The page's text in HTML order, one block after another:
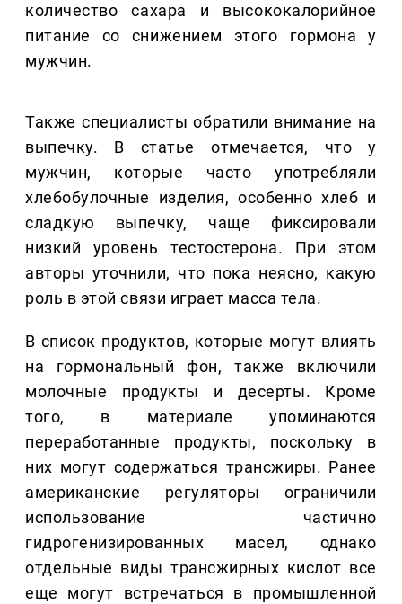
количество сахара и высококалорийное
питание со снижением этого гормона у
мужчин.
Также специалисты обратили внимание на
выпечку. В статье отмечается, что у
мужчин, которые часто употребляли
хлебобулочные изделия, особенно хлеб и
сладкую выпечку, чаще фиксировали
низкий уровень тестостерона. При этом
авторы уточнили, что пока неясно, какую
роль в этой связи играет масса тела.
В список продуктов, которые могут влиять
на гормональный фон, также включили
молочные продукты и десерты. Кроме
того, в материале упоминаются
переработанные продукты, поскольку в
них могут содержаться трансжиры. Ранее
американские регуляторы ограничили
использование частично
гидрогенизированных масел, однако
отдельные виды трансжирных кислот все
еще могут встречаться в промышленной